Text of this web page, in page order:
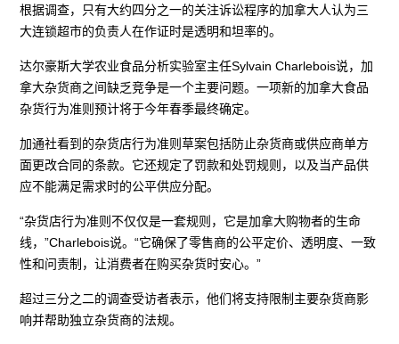
根据调查，只有大约四分之一的关注诉讼程序的加拿大人认为三
大连锁超市的负责人在作证时是透明和坦率的。
达尔豪斯大学农业食品分析实验室主任Sylvain Charlebois说，加
拿大杂货商之间缺乏竞争是一个主要问题。一项新的加拿大食品
杂货行为准则预计将于今年春季最终确定。
加通社看到的杂货店行为准则草案包括防止杂货商或供应商单方
面更改合同的条款。它还规定了罚款和处罚规则，以及当产品供
应不能满足需求时的公平供应分配。
“杂货店行为准则不仅仅是一套规则，它是加拿大购物者的生命
线，”Charlebois说。“它确保了零售商的公平定价、透明度、一致
性和问责制，让消费者在购买杂货时安心。”
超过三分之二的调查受访者表示，他们将支持限制主要杂货商影
响并帮助独立杂货商的法规。